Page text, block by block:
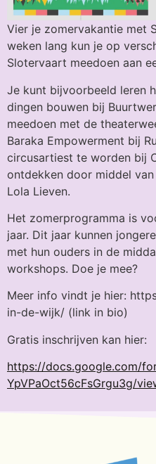
Vier je zomervakantie met
weken lang kun je op
Slotervaart meedoen aan
Je kunt bijvoorbeeld leren
dingen bouwen bij
meedoen met de
Baraka Empowerment bij
circusartiest te worden bij
ontdekken door middel
Lola Lieven.
Het zomerprogramma is
jaar. Dit jaar kunnen
met hun ouders in de
workshops. Doe je mee?
Meer info vindt je hier:
in-de-wijk/ (link in bio)
Gratis inschrijven kan hier:
https://docs.google.com/
YpVPaOct56cFsGrgu3g/